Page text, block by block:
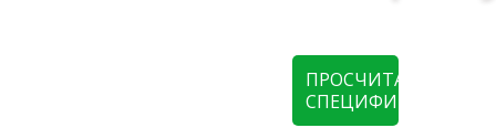
ПРОСЧИТАТЬ
СПЕЦИФИКАЦИЮ